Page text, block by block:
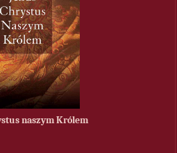
naszym Królem